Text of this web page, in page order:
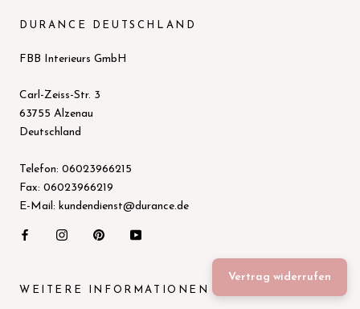
DURANCE DEUTSCHLAND
FBB Interieurs GmbH
Carl-Zeiss-Str. 3
63755 Alzenau
Deutschland
Telefon: 06023966215
Fax: 06023966219
E-Mail: kundendienst@durance.de
WEITERE INFORMATIONEN
Vertrag widerrufen